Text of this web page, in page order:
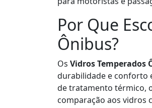
Por Que
Ônibus?
Os Vidros Temperados
durabilidade e conforto
de tratamento térmico,
comparação aos vidros